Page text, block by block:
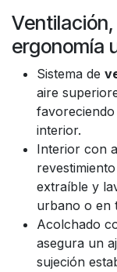
ergonomía
Sistema de
aire
interior.
Interior con
extraíble y
urbano o en
Acolchado
asegura un
sujeción